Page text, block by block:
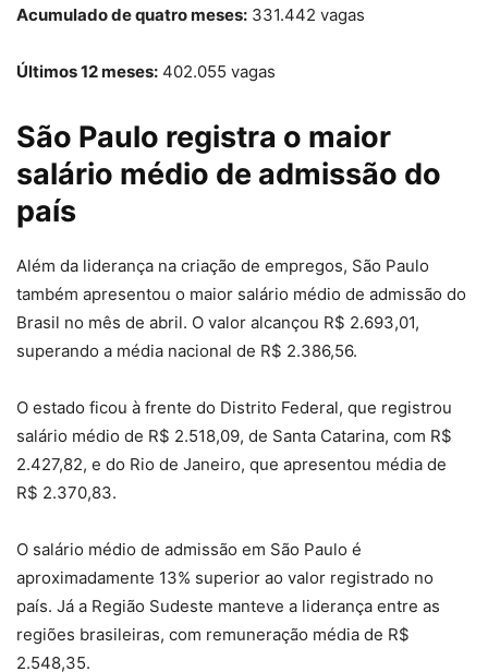
Acumulado de quatro meses: 331.442 vagas
Últimos 12 meses: 402.055 vagas
São Paulo registra o maior
salário médio de admissão do
país
Além da liderança na criação de empregos, São Paulo
também apresentou o maior salário médio de admissão do
Brasil no mês de abril. O valor alcançou R$ 2.693,01,
superando a média nacional de R$ 2.386,56.
O estado ficou à frente do Distrito Federal, que registrou
salário médio de R$ 2.518,09, de Santa Catarina, com R$
2.427,82, e do Rio de Janeiro, que apresentou média de
R$ 2.370,83.
O salário médio de admissão em São Paulo é
aproximadamente 13% superior ao valor registrado no
país. Já a Região Sudeste manteve a liderança entre as
regiões brasileiras, com remuneração média de R$
2.548,35.